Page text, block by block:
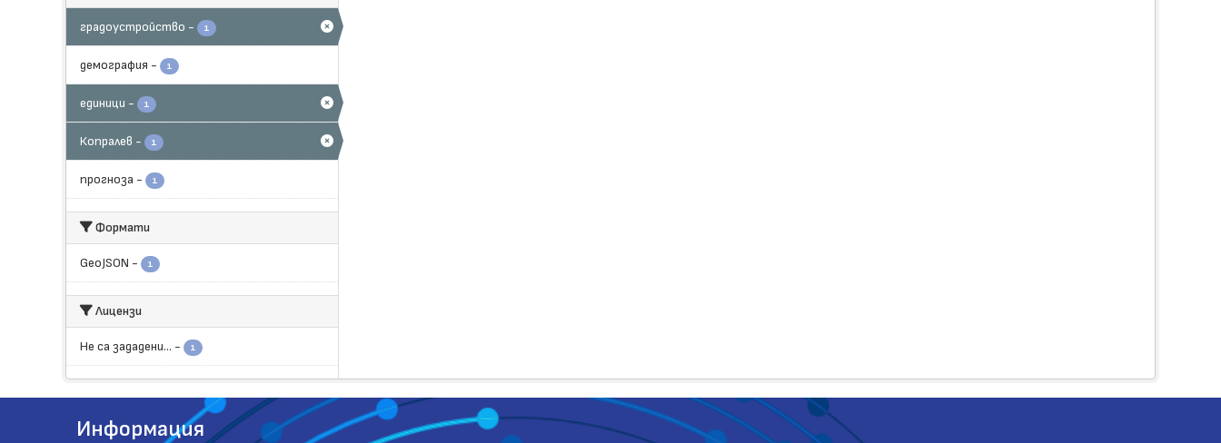
градоустройство - 1
демография - 1
единици - 1
Копралев - 1
прогноза - 1
Формати
GeoJSON - 1
Лицензи
Не са зададени... - 1
Информация